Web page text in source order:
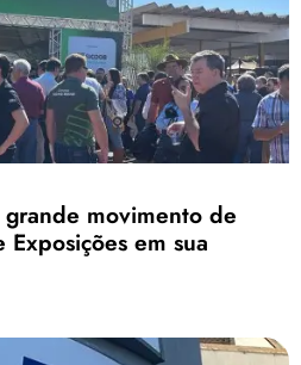
grande movimento de
em sua